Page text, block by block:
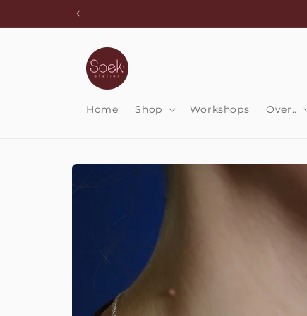
content
Home Shop Workshops Over..